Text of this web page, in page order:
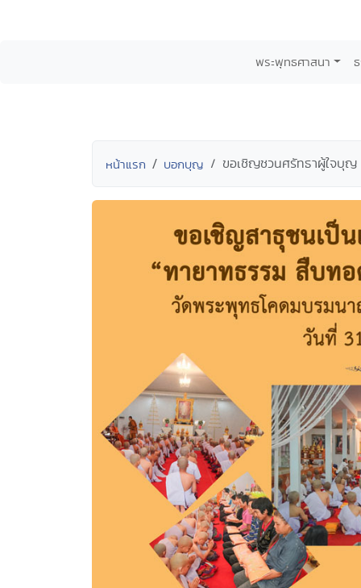
พระพุทธศาสนา
หน้าแรก บอกบุญ ขอเชิญชวนศรัทธาผู้ใจบุญ